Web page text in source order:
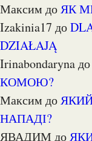
Максим доЯК
izakinia17 до
DZIAŁAJĄ
irinabondarynaдо
КОМОЮ?
Максим до
НАПАДІ?
ЯВАДИМ до